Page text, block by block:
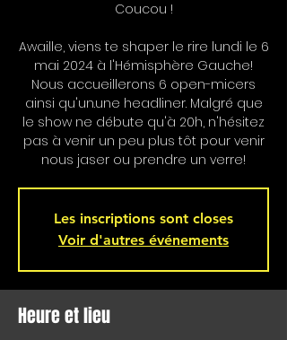
Coucou !
Awaille, viens te shaper le rire lundi le 6
mai 2024 à l'Hémisphère Gauche!
Nous accueillerons 6 open-micers
ainsi qu'un.une headliner. Malgré que
le show ne débute qu'à 20h, n'hésitez
pas à venir un peu plus tôt pour venir
nous jaser ou prendre un verre!
Les inscriptions sont closes
Voir d'autres événements
Heure et lieu